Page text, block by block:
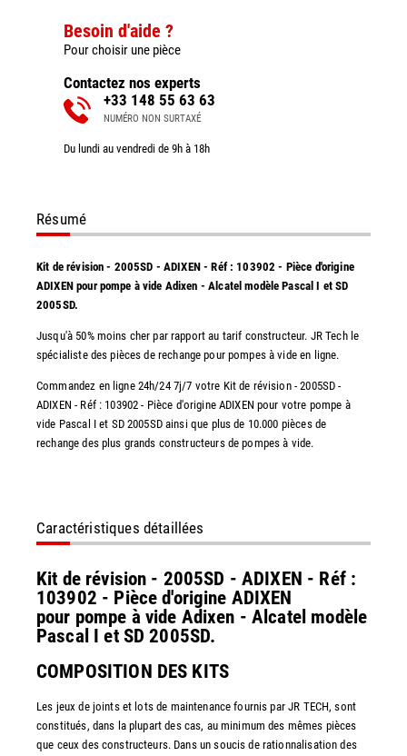
Besoin d'aide ?
Pour choisir une pièce
Contactez nos experts
+33 148 55 63 63
NUMÉRO NON SURTAXÉ
Du lundi au vendredi de 9h à 18h
Résumé
Kit de révision - 2005SD - ADIXEN - Réf : 103902 - Pièce d'origine
ADIXEN pour pompe à vide Adixen - Alcatel modèle Pascal I et SD
2005SD.
Jusqu'à 50% moins cher par rapport au tarif constructeur. JR Tech le
spécialiste des pièces de rechange pour pompes à vide en ligne.
Commandez en ligne 24h/24 7j/7 votre Kit de révision - 2005SD -
ADIXEN - Réf : 103902 - Pièce d'origine ADIXEN pour votre pompe à
vide Pascal I et SD 2005SD ainsi que plus de 10.000 pièces de
rechange des plus grands constructeurs de pompes à vide.
Caractéristiques détaillées
Kit de révision - 2005SD - ADIXEN - Réf :
103902 - Pièce d'origine ADIXEN
pour pompe à vide Adixen - Alcatel modèle
Pascal I et SD 2005SD.
COMPOSITION DES KITS
Les jeux de joints et lots de maintenance fournis par JR TECH, sont
constitués, dans la plupart des cas, au minimum des mêmes pièces
que ceux des constructeurs. Dans un soucis de rationnalisation des